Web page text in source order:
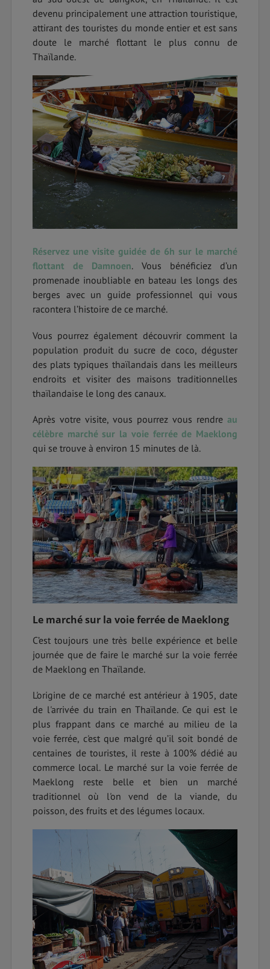
devenu principalement une attraction touristique,
attirant des touristes du monde entier et est sans
doute le marché flottant le plus connu de
Thaïlande.
Réservez une visite guidée de 6h sur le marché
flottant de Damnoen. Vous bénéficiez d’un
promenade inoubliable en bateau les longs des
berges avec un guide professionnel qui vous
racontera l’histoire de ce marché.
Vous pourrez également découvrir comment la
population produit du sucre de coco, déguster
des plats typiques thaïlandais dans les meilleurs
endroits et visiter des maisons traditionnelles
thaïlandaise le long des canaux.
Après votre visite, vous pourrez vous rendre au
célèbre marché sur la voie ferrée de Maeklong
qui se trouve à environ 15 minutes de là.
Le marché sur la voie ferrée de Maeklong
C’est toujours une très belle expérience et belle
journée que de faire le marché sur la voie ferrée
de Maeklong en Thaïlande.
L'origine de ce marché est antérieur à 1905, date
de l'arrivée du train en Thaïlande. Ce qui est le
plus frappant dans ce marché au milieu de la
voie ferrée, c'est que malgré qu’il soit bondé de
centaines de touristes, il reste à 100% dédié au
commerce local. Le marché sur la voie ferrée de
Maeklong reste belle et bien un marché
traditionnel où l'on vend de la viande, du
poisson, des fruits et des légumes locaux.